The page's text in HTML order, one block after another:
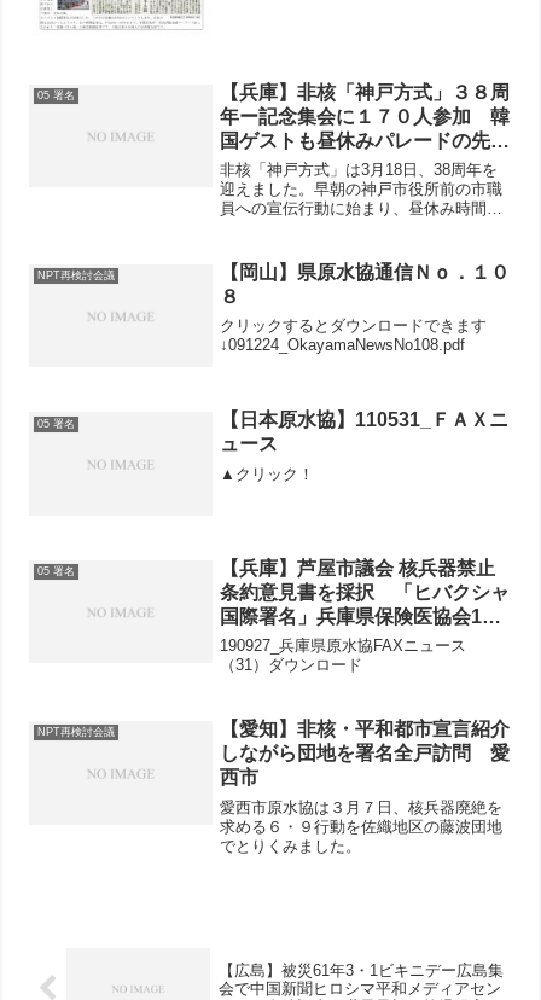
05 署名
【兵庫】非核「神戸方式」３８周
年ー記念集会に１７０人参加 韓
国ゲストも昼休みパレードの先頭
に
非核「神戸方式」は3月18日、38周年を
迎えました。早朝の神戸市役所前の市職
員への宣伝行動に始まり、昼休み時間
念集会の講演に来日した韓国のイ･ジュン
キュさんが連帯のあい...
NPT再検討会議
【岡山】県原水協通信Ｎｏ．１０
８
クリックするとダウンロードできます
↓091224_OkayamaNewsNo108.pdf
05 署名
【日本原水協】110531_ＦＡＸニ
ュース
▲クリック！
05 署名
【兵庫】芦屋市議会 核兵器禁止
条約意見書を採択 「ヒバクシャ
国際署名」兵庫県保険医協会1万
枚の署名用紙を取り寄せ 明石原
水協は8千枚
190927_兵庫県原水協FAXニュース
（31）ダウンロード
NPT再検討会議
【愛知】非核・平和都市宣言紹介
しながら団地を署名全戸訪問 愛
西市
愛西市原水協は３月７日、核兵器廃絶を
求める６・９行動を佐織地区の藤波団地
でとりくみました。
【広島】被災61年3・1ビキニデー広島集
会で中国新聞ヒロシマ平和メディアセン